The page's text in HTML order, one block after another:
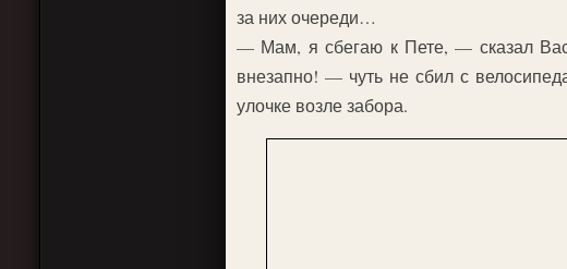
за них очереди…
— Мам, я сбегаю к Пете, — сказал
внезапно! — чуть не сбил с
улочке возле забора.